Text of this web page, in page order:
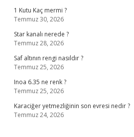
1 Kutu Kaç mermi ?
Temmuz 30, 2026
Star kanalı nerede ?
Temmuz 28, 2026
Saf altının rengi nasıldır ?
Temmuz 25, 2026
Inoa 6.35 ne renk ?
Temmuz 25, 2026
Karaciğer yetmezliğinin son evresi nedir ?
Temmuz 24, 2026